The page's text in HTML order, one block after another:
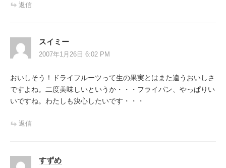
返信
スイミー
2007年1月26日 6:02 PM
おいしそう！ドライフルーツって生の果実とはまた違うおいしさ
ですよね。二度美味しいというか・・・フライパン、やっぱりい
いですね。わたしも決心したいです・・・
返信
すずめ